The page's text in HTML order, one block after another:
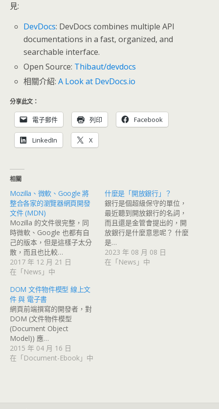
見:
DevDocs: DevDocs combines multiple API
documentations in a fast, organized, and
searchable interface.
Open Source: Thibaut/devdocs
相關介紹:A Look at DevDocs.io
分享此文：
電子郵件 列印 Facebook
LinkedIn X
相關
Mozilla、微軟、Google 將
整合各家的瀏覽器網頁開發
文件 (MDN)
Mozilla 的文件很完整，同
時微軟、Google 也都有自
己的版本，但是這樣子太分
散，而且也比較…
2017 年 12 月 21 日
在「News」中
什麼是「開放銀行」？
銀行是個超級保守的單位，
最近聽到開放銀行的名詞，
而且還是金管會提出的，開
放銀行是什麼意思呢？ 什麼
是…
2023 年 08 月 08 日
在「News」中
DOM 文件物件模型 線上文
件 與 電子書
網頁前端撰寫的開發者，對
DOM (文件物件模型
(Document Object
Model)) 應…
2015 年 04 月 16 日
在「Document-Ebook」中